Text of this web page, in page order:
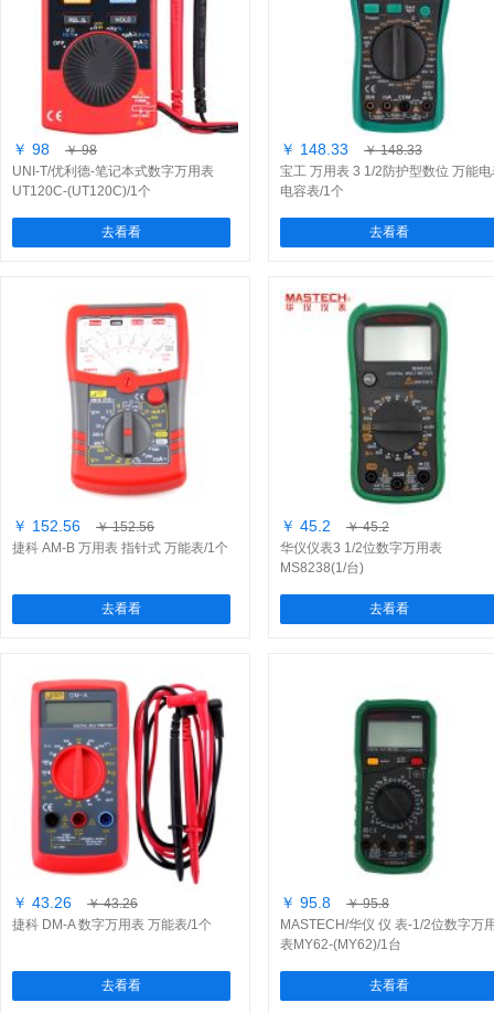
￥ 98
￥ 98
UNI-T/优利德-笔记本式数字万用表
UT120C-(UT120C)/1个
去看看
￥ 148.33
￥ 148.33
宝工 万用表 3 1/2防护型数位 万能
电容表/1个
去看看
￥ 152.56
￥ 152.56
捷科 AM-B 万用表 指针式 万能表/1个
去看看
￥ 45.2
￥ 45.2
华仪仪表3 1/2位数字万用表
MS8238(1/台)
去看看
￥ 43.26
￥ 43.26
捷科 DM-A 数字万用表 万能表/1个
去看看
￥ 95.8
￥ 95.8
MASTECH/华仪 仪 表-1/2位数字万
表MY62-(MY62)/1台
去看看